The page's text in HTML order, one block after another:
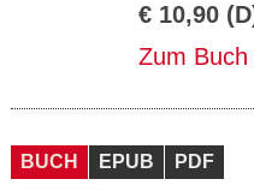
€ 10,90
Zum Buch
BUCH EPUB PDF